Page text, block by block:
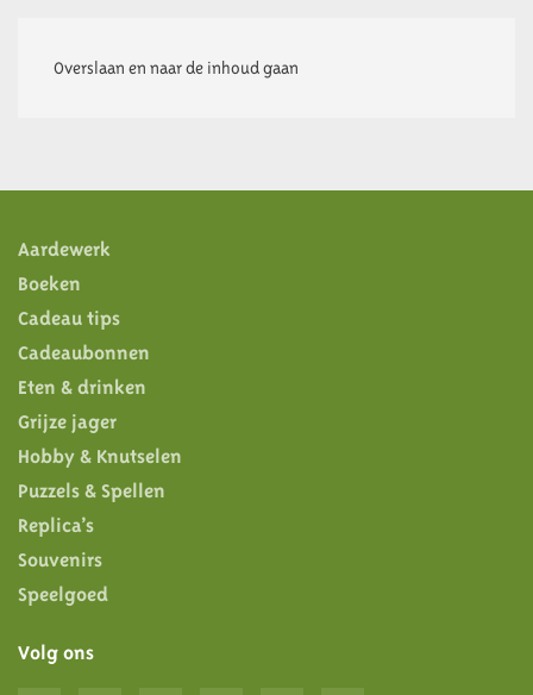
Overslaan en naar de inhoud gaan
SPEELGOED
Aardewerk
Boeken
Cadeau tips
Cadeaubonnen
Eten & drinken
Grijze jager
Hobby & Knutselen
Puzzels & Spellen
Replica’s
Souvenirs
Speelgoed
Volg ons